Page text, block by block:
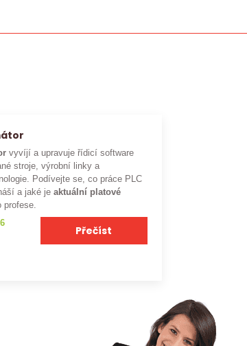
vyvíjí a upravuje řídicí software
stroje, výrobní linky a
Podívejte se, co práce PLC
a jaké je aktuální platové
profese.
Přečíst